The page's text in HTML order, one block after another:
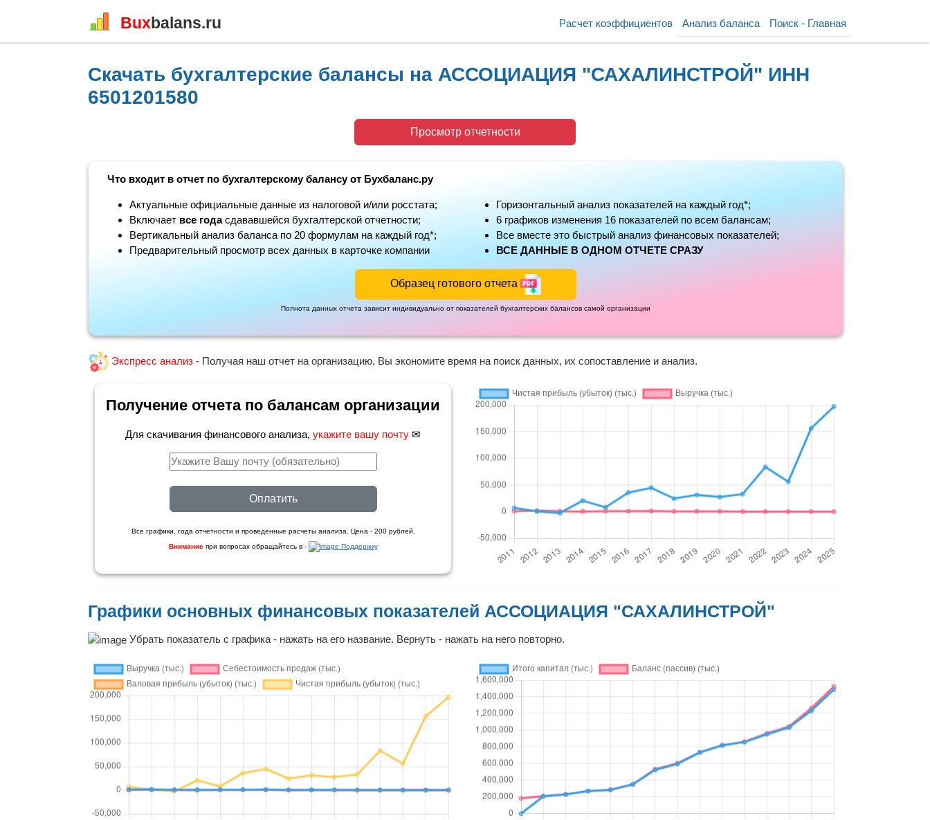
Buxbalans.ru Поиск - Главная
Анализ баланса
Расчет коэффициентов
Скачать бухгалтерские балансы на АССОЦИАЦИЯ "САХАЛИНСТРОЙ" ИНН
6501201580
Просмотр отчетности
Что входит в отчет по бухгалтерскому балансу от Бухбаланс.ру
Актуальные официальные данные из налоговой и/или росстата;
Включает все годасдававшейся бухгалтерской отчетности;
Вертикальный анализ баланса по 20 формулам на каждый год*;
Предварительный просмотр всех данных в карточке компании
Горизонтальный анализ показателей на каждый год*;
6 графиков изменения 16 показателей по всем балансам;
Все вместе это быстрый анализ финансовых показателей;
ВСЕ ДАННЫЕ В ОДНОМ ОТЧЕТЕ СРАЗУ
Образец готового отчета
Полнота данных отчета зависит индивидуально от показателей бухгалтерских балансов самой организации
Экспресс анализ - Получая наш отчет на организацию, Вы экономите время на поиск данных, их сопоставление и анализ.
Получение отчета по балансам организации
Для скачивания финансового анализа, укажите вашу почту ✉
Оплатить
Все графики, года отчетности и проведенные расчеты анализа. Цена - 200 рублей.
Внимание при вопросах обращайтесь в - Поддержку
Графики основных финансовых показателей АССОЦИАЦИЯ "САХАЛИНСТРОЙ"
Убрать показатель с графика - нажать на его название. Вернуть - нажать на него повторно.